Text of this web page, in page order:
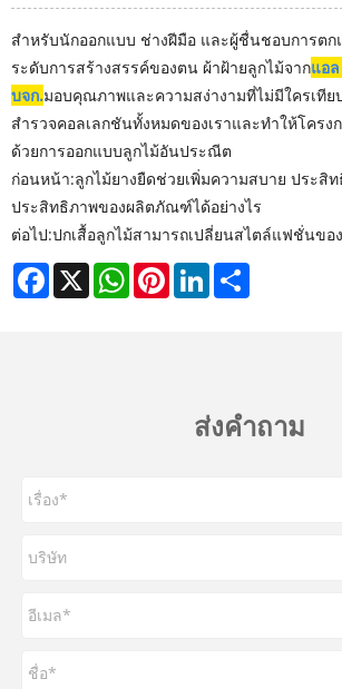
สำหรับนักออกแบบ ช่างฝีมือ และผู้ชื่นชอบการตก
ระดับการสร้างสรรค์ของตน ผ้าฝ้ายลูกไม้จากแอ
บจก.มอบคุณภาพและความสง่างามที่ไม่มีใครเทีย
สำรวจคอลเลกชันทั้งหมดของเราและทำให้โคร
ด้วยการออกแบบลูกไม้อันประณีต
ก่อนหน้า:ลูกไม้ยางยืดช่วยเพิ่มความสบาย ประสิ
ประสิทธิภาพของผลิตภัณฑ์ได้อย่างไร
ต่อไป:ปกเสื้อลูกไม้สามารถเปลี่ยนสไตล์แฟชั่นขอ
Facebook
X WhatsAppPinterestLinkedIn
ส่งคำถาม